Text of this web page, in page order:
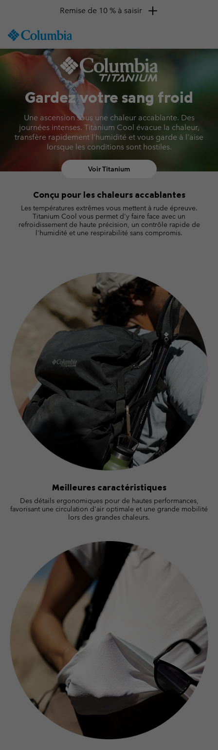
TO
NAV
TO
SEARCH
Remise de 10 % à saisir
S26 Titanium Hiking Columbia
Gardez votre sang froid
Une ascension sous une chaleur accablante. Des
journées intenses. Titanium Cool évacue la chaleur,
transfère rapidement l'humidité et vous garde à l'aise
lorsque les conditions sont hostiles.
Voir Titanium
Conçu pour les chaleurs accablantes
Les températures extrêmes vous mettent à rude épreuve.
Titanium Cool vous permet d'y faire face avec un
refroidissement de haute précision, un contrôle rapide de
l'humidité et une respirabilité sans compromis.
Meilleures caractéristiques
Des détails ergonomiques pour de hautes performances,
favorisant une circulation d'air optimale et une grande mobilité
lors des grandes chaleurs.